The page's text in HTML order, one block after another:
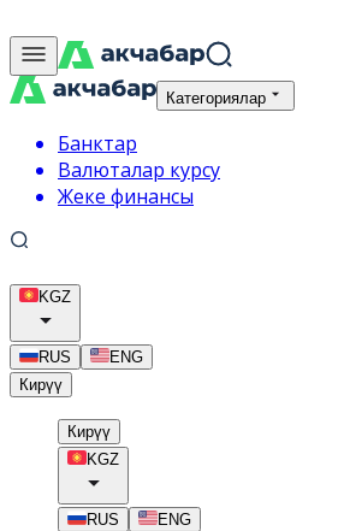
Категориялар
Банктар
Валюталар курсу
Жеке финансы
KGZ
RUS
ENG
Кирүү
Кирүү
KGZ
RUS ENG